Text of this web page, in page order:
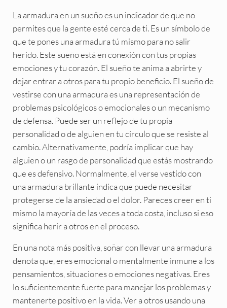
La armadura en un sueño es un indicador de que no
permites que la gente esté cerca de ti. Es un símbolo de
que te pones una armadura tú mismo para no salir
herido. Este sueño está en conexión con tus propias
emociones y tu corazón. El sueño te anima a abrirte y
dejar entrar a otros para tu propio beneficio. El sueño de
vestirse con una armadura es una representación de
problemas psicológicos o emocionales o un mecanismo
de defensa. Puede ser un reflejo de tu propia
personalidad o de alguien en tu círculo que se resiste al
cambio. Alternativamente, podría implicar que hay
alguien o un rasgo de personalidad que estás mostrando
que es defensivo. Normalmente, el verse vestido con
una armadura brillante indica que puede necesitar
protegerse de la ansiedad o el dolor. Pareces creer en ti
mismo la mayoría de las veces a toda costa, incluso si eso
significa herir a otros en el proceso.
En una nota más positiva, soñar con llevar una armadura
denota que, eres emocional o mentalmente inmune a los
pensamientos, situaciones o emociones negativas. Eres
lo suficientemente fuerte para manejar los problemas y
mantenerte positivo en la vida. Ver a otros usando una